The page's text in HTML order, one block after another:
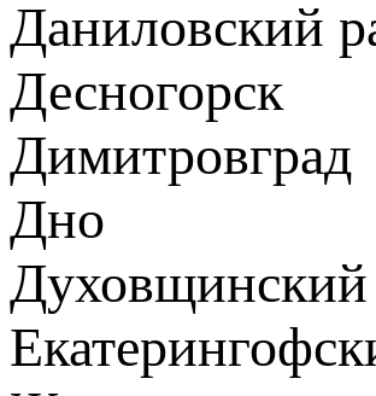
Даниловский
Десногорск
Димитровград
Дно
Духовщинский